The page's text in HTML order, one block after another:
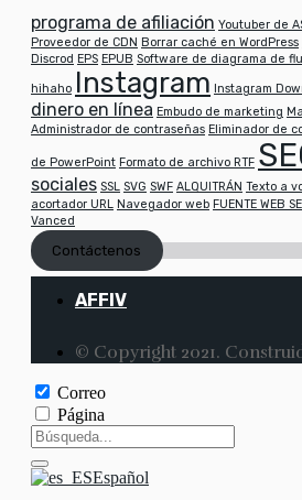
programa de afiliación Youtuber de
Proveedor de CDN Borrar caché en WordPress
Discrod EPS EPUB Software de diagrama de
hihaho Instagram Instagram
dinero en línea Embudo de marketing
Administrador de contraseñas Eliminador de
de PowerPoint Formato de archivo RTF
sociales SSL SVG SWF ALQUITRÁN Texto a
acortador URL Navegador web FUENTE WEB
Vanced
Contáctenos
AFFIV
© Copyright 2021.
Correo
Página
Español